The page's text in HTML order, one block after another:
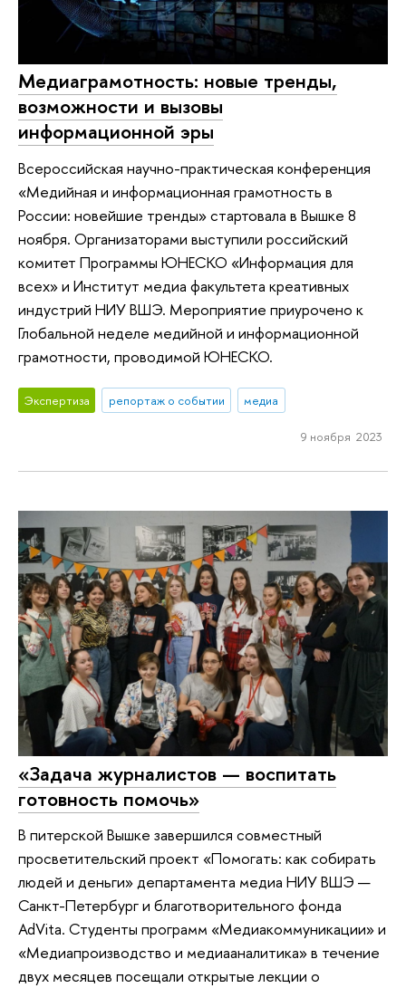
Медиаграмотность: новые тренды,
возможности и вызовы
информационной эры
Всероссийская научно-практическая конференция
«Медийная и информационная грамотность в
России: новейшие тренды» стартовала в Вышке 8
ноября. Организаторами выступили российский
комитет Программы ЮНЕСКО «Информация для
всех» и Институт медиа факультета креативных
индустрий НИУ ВШЭ. Мероприятие приурочено к
Глобальной неделе медийной и информационной
грамотности, проводимой ЮНЕСКО.
Экспертиза репортаж о событии медиа
9 ноября 2023
«Задача журналистов — воспитать
готовность помочь»
В питерской Вышке завершился совместный
просветительский проект «Помогать: как собирать
людей и деньги» департамента медиа НИУ ВШЭ —
Санкт-Петербург и благотворительного фонда
AdVita. Студенты программ «Медиакоммуникации» и
«Медиапроизводство и медиааналитика» в течение
двух месяцев посещали открытые лекции о